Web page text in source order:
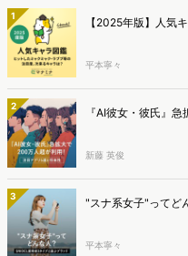
1 【2025年版】人気
平本寧々
2 『AI彼女・彼氏』
新藤 英俊
3 "スナ系女子"ってど
平本寧々